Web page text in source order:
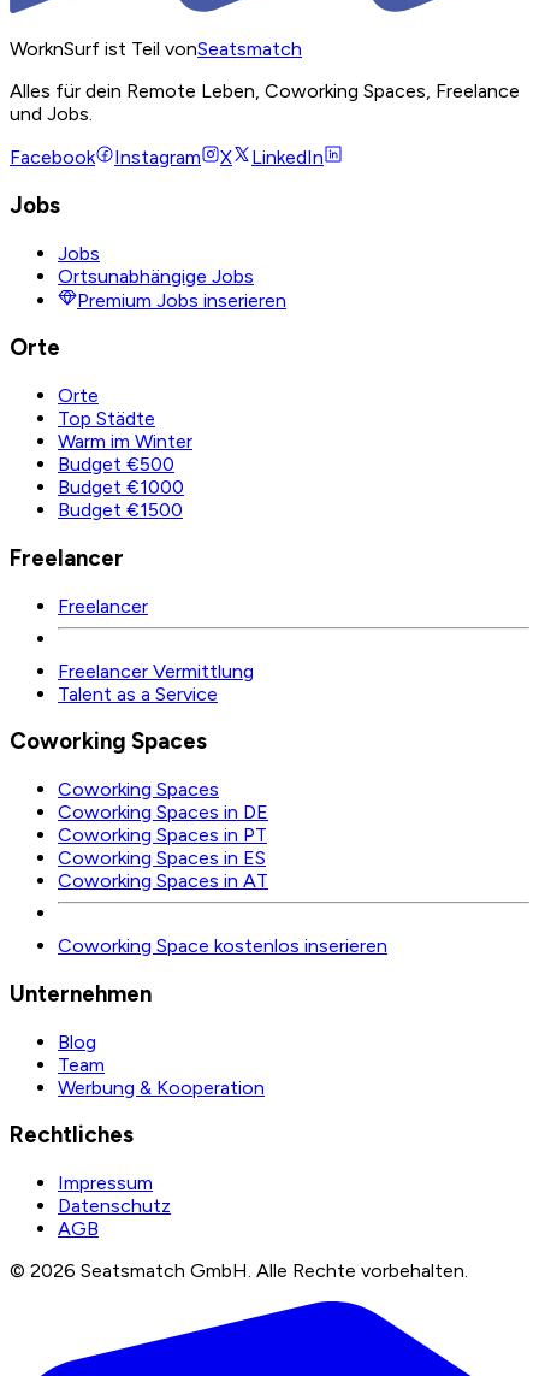
WorknSurf ist Teil vonSeatsmatch
Alles für dein Remote Leben, Coworking Spaces, Freelance
und Jobs.
Facebook
Instagram X LinkedIn
Jobs
Jobs
Ortsunabhängige Jobs
Premium Jobs inserieren
Orte
Orte
Top Städte
Warm im Winter
Budget €500
Budget €1000
Budget €1500
Freelancer
Freelancer
Freelancer Vermittlung
Talent as a Service
Coworking Spaces
Coworking Spaces
Coworking Spaces in DE
Coworking Spaces in PT
Coworking Spaces in ES
Coworking Spaces in AT
Coworking Space kostenlos inserieren
Unternehmen
Blog
Team
Werbung & Kooperation
Rechtliches
Impressum
Datenschutz
AGB
© 2026 Seatsmatch GmbH. Alle Rechte vorbehalten.